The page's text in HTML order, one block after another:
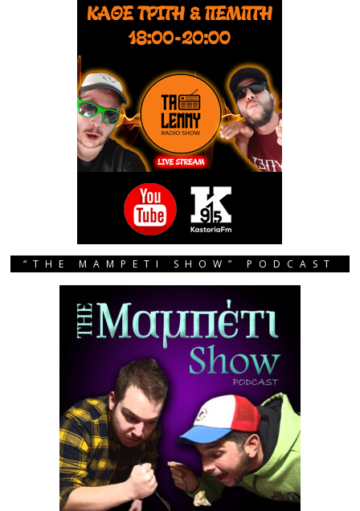
“THE MAMPETI SHOW” PODCAST